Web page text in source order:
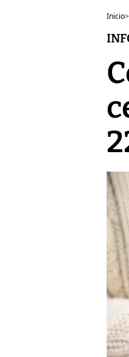
Inicio>